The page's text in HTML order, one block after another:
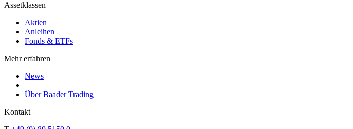
Assetklassen
Aktien
Anleihen
Fonds & ETFs
Mehr erfahren
News
Über Baader Trading
Kontakt